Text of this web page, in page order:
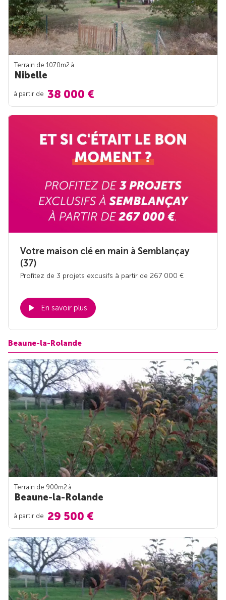
Terrain de 1070m2 à
Nibelle
à partir de 38 000 €
Votre maison clé en main à Semblançay
(37)
Profitez de 3 projets excusifs à partir de 267 000 €
En savoir plus
Beaune-la-Rolande
Terrain de 900m2 à
Beaune-la-Rolande
à partir de 29 500 €